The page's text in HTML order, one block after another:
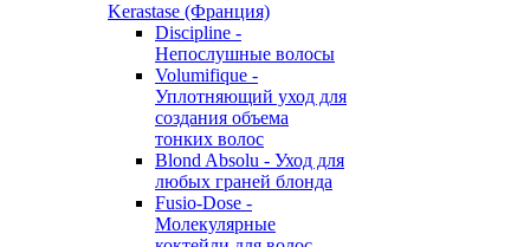
Kerastase (Франция)
Discipline -
Непослушные волосы
Volumifique -
Уплотняющий уход для
создания объема
тонких волос
Blond Absolu - Уход для
любых граней блонда
Fusio-Dose -
Молекулярные